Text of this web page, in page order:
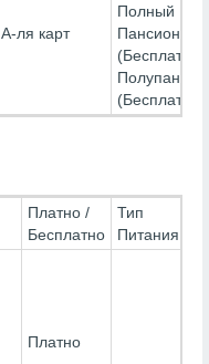
А-ля карт
Полный
Пансион-
(Бесплатно),
(Бесплатно)
Платно /
Бесплатно
Тип
Питания
Платно